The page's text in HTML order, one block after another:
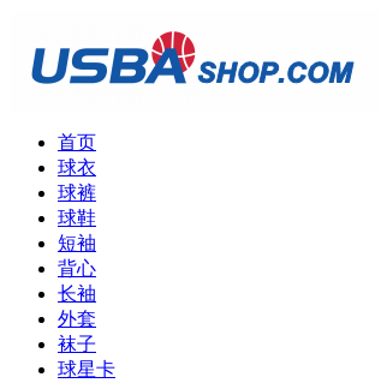
首页
球衣
球裤
球鞋
短袖
背心
长袖
外套
袜子
球星卡